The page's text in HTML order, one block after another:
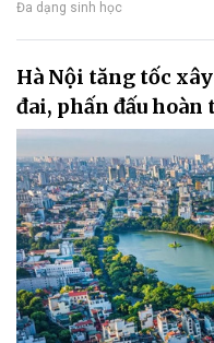
Đa dạng sinh học
Hà Nội tăng tốc
đai, phấn đấu